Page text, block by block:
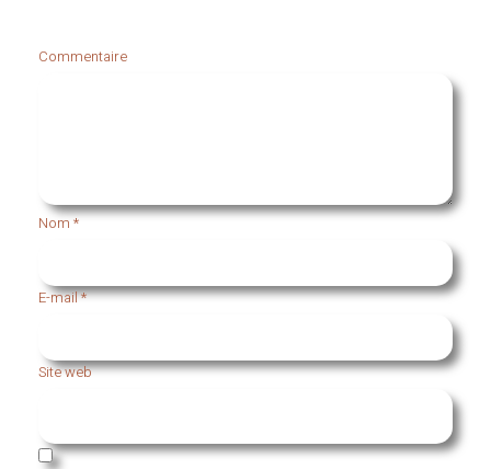
Commentaire
Nom *
E-mail*
Site web